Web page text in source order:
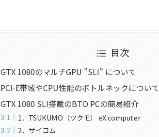
目次
GTX 1080のマルチGPU ”SLI” について
PCI-E帯域やCPU性能のボトルネックについて
GTX 1080 SLI搭載のBTO PCの簡易紹介
1．TSUKUMO（ツクモ） eX.computer
2．サイコム